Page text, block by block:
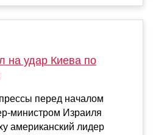
на удар Киева по
перед началом
министром Израиля
американский лидер